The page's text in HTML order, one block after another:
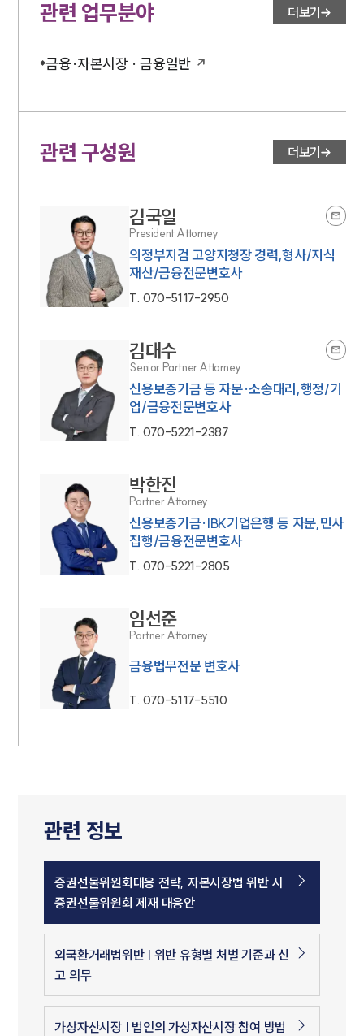
관련 업무분야 더보기
금융·자본시장 · 금융일반
관련 구성원 더보기
김국일
President Attorney
의정부지검 고양지청장 경력,형사/지식
재산/금융전문변호사
T. 070-5117-2950
김대수
Senior Partner Attorney
신용보증기금 등 자문·소송대리,행정/기
업/금융전문변호사
T. 070-5221-2387
박한진
Partner Attorney
신용보증기금·IBK기업은행 등 자문,민사
집행/금융전문변호사
T. 070-5221-2805
임선준
Partner Attorney
금융법무전문 변호사
T. 070-5117-5510
관련 정보
증권선물위원회대응 전략, 자본시장법 위반 시
증권선물위원회 제재 대응안
외국환거래법위반 | 위반 유형별 처벌 기준과 신
고 의무
가상자산시장 | 법인의 가상자산시장 참여 방법